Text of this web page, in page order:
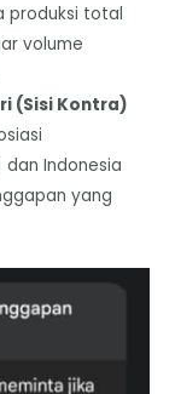
produksi total
volume
(Sisi Kontra)
Indonesia
yang